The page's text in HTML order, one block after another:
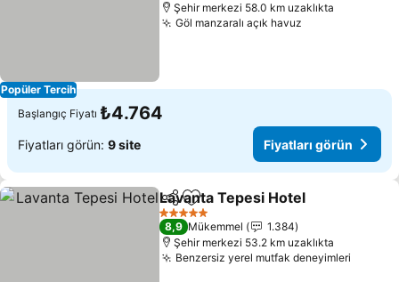
Popüler Tercih
Şehir merkezi 58.0 km uzaklıkta
Göl manzaralı açık havuz
Başlangıç Fiyatı ₺4.764
Fiyatları görün: 9 site Fiyatları görün
PaylaşFavorilerime ekle
Lavanta Tepesi Hotel
5 Yıldız
8,9 Mükemmel
1.384
Şehir merkezi 53.2 km uzaklıkta
Benzersiz yerel mutfak deneyimleri